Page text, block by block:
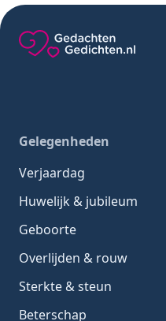
Gelegenheden
Verjaardag
Huwelijk & jubileum
Geboorte
Overlijden & rouw
Sterkte & steun
Beterschap